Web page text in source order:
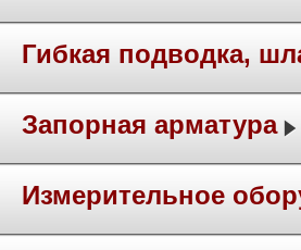
Гибкая подводка,
Запорная арматура
Измерительное